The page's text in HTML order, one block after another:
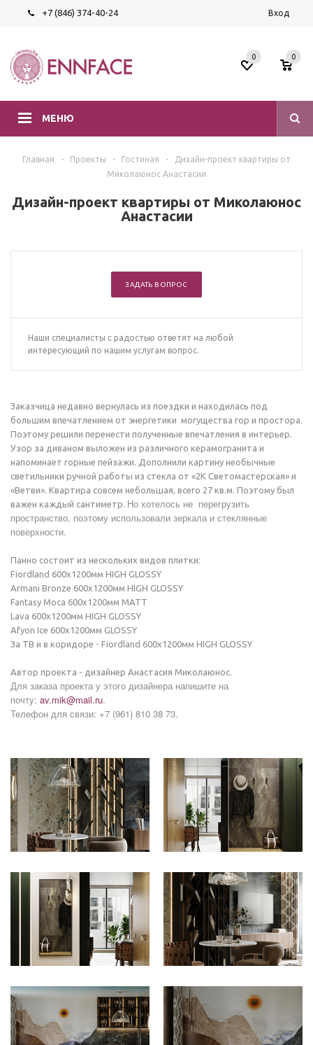
+7 (846) 374-40-24 Вход
МЕНЮ
0 0
Главная - Проекты - Гостиная -
Дизайн-проект квартиры от
Миколаюнос Анастасии
Дизайн-проект квартиры от Миколаюнос
Анастасии
ЗАДАТЬ ВОПРОС
Наши специалисты с радостью ответят на любой
интересующий по нашим услугам вопрос.
Заказчица недавно вернулась из поездки и находилась под
большим впечатлением от энергетики могущества гор и простора.
Поэтому решили перенести полученные впечатления в интерьер.
Узор за диваном выложен из различного керамогранита и
напоминает горные пейзажи. Дополнили картину необычные
светильники ручной работы из стекла от «2K Светомастерская» и
«Ветви». Квартира совсем небольшая, всего 27 кв.м. Поэтому был
важен каждый сантиметр. Но хотелось не перегрузить
пространство, поэтому использовали зеркала и стеклянные
поверхности.
Панно состоит из нескольких видов плитки:
Fiordland 600х1200мм HIGH GLOSSY
Armani Bronze 600х1200мм HIGH GLOSSY
Fantasy Moca 600х1200мм MATT
Lava 600х1200мм HIGH GLOSSY
Afyon Ice 600х1200мм GLOSSY
За ТВ и в коридоре - Fiordland 600х1200мм HIGH GLOSSY
Автор проекта - дизайнер Анастасия Миколаюнос.
Для заказа проекта у этого дизайнера напишите на
почту: av.mik@mail.ru.
Телефон для связи: +7 (961) 810 38 73.